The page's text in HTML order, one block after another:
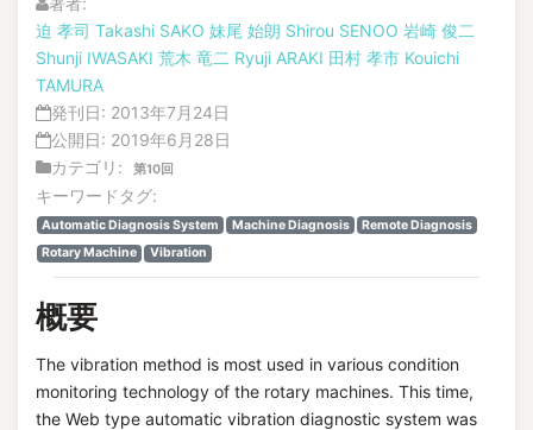
迫 孝司 Takashi SAKO 妹尾 始朗 Shirou SENOO 岩崎 俊二
Shunji IWASAKI 荒木 竜二 Ryuji ARAKI 田村 孝市 Kouichi
TAMURA
発刊日: 2013年7月24日
公開日: 2019年6月28日
カテゴリ:
第10回
キーワードタグ:
Automatic Diagnosis System Machine Diagnosis
Remote Diagnosis
Rotary Machine
Vibration
概要
The vibration method is most used in various condition
monitoring technology of the rotary machines. This time,
the Web type automatic vibration diagnostic system was